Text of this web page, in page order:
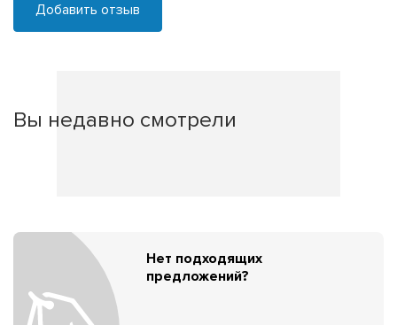
Добавить отзыв
Вы недавно смотрели
Нет подходящих
предложений?